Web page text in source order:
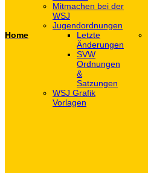
Home
Mitmachen bei der
WSJ
Jugendordnungen
Letzte
Änderungen
SVW
Ordnungen
&
Satzungen
WSJ Grafik
Vorlagen